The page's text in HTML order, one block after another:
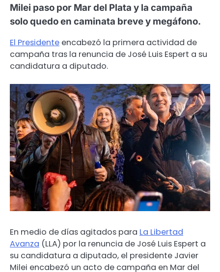
Milei paso por Mar del Plata y la campaña
solo quedo en caminata breve y megáfono.
El Presidente encabezó la primera actividad de
campaña tras la renuncia de José Luis Espert a su
candidatura a diputado.
En medio de días agitados para La Libertad
Avanza (LLA) por la renuncia de José Luis Espert a
su candidatura a diputado, el presidente Javier
Milei encabezó un acto de campaña en Mar del